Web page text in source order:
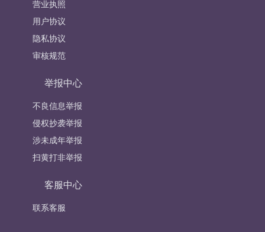
营业执照
用户协议
隐私协议
审核规范
举报中心
不良信息举报
侵权抄袭举报
涉未成年举报
扫黄打非举报
客服中心
联系客服